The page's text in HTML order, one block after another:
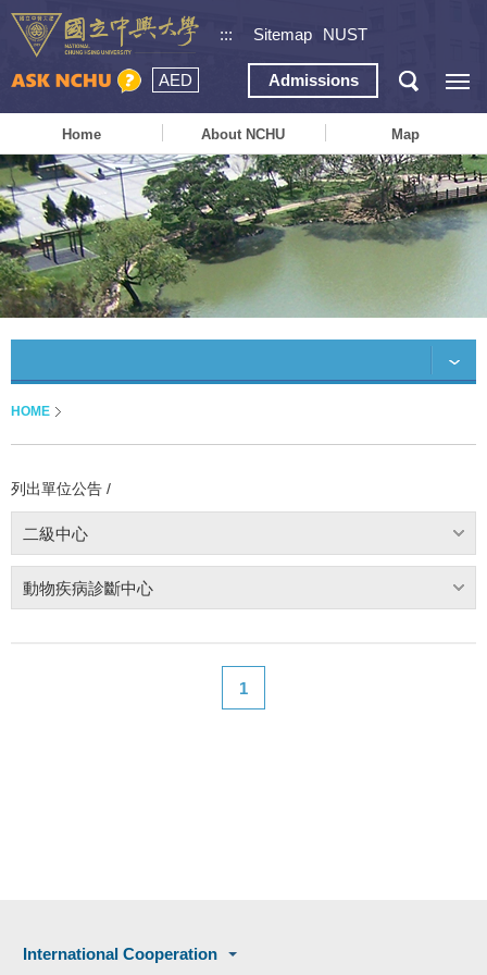
::: Sitemap NUST
AED Admissions
Home About NCHU Map
HOME
列出單位公告 /
二級中心
動物疾病診斷中心
1
International Cooperation